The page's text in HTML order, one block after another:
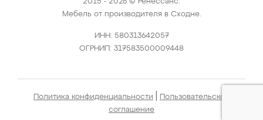
Мебель от производителя в Сходне.
ИНН: 580313642057
ОГРНИП: 317583500009448
Политика конфиденциальности
Пользовательское
соглашение